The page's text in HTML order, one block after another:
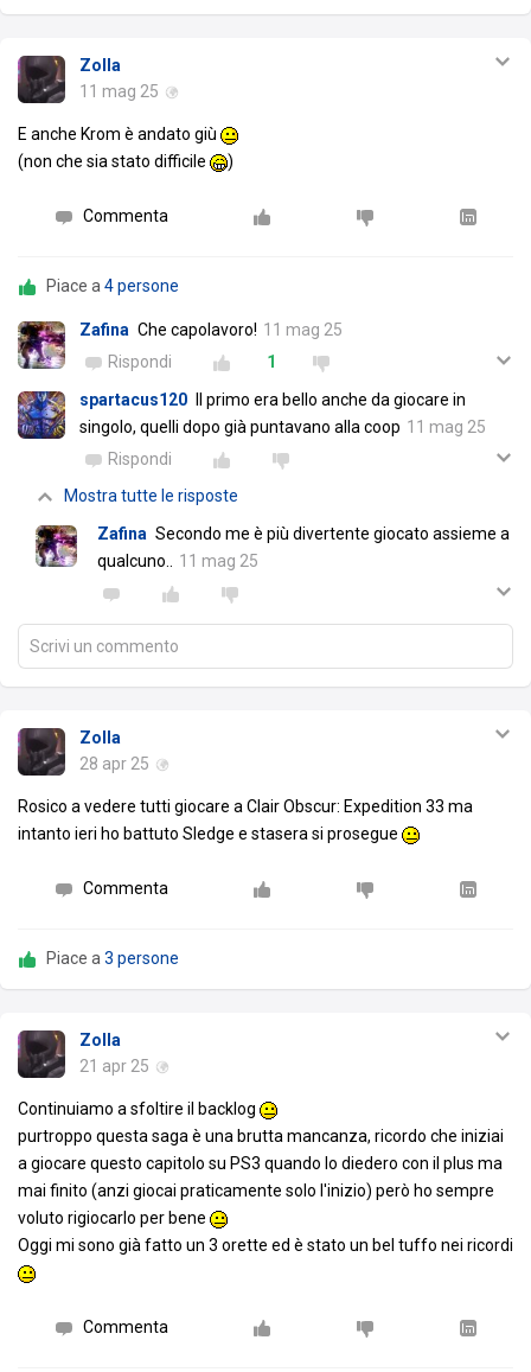
Zolla
11 mag 25
E anche Krom è andato giù
(non che sia stato difficile
)
Commenta
Piace a4 persone
Zafina Che capolavoro! 11 mag 25
Rispondi
1
spartacus120
Il primo era bello anche da giocare in
singolo, quelli dopo già puntavano alla coop 11 mag 25
Rispondi
Mostra tutte le risposte
Zafina Secondo me è più divertente giocato assieme a
qualcuno.. 11 mag 25
Scrivi un commento
Zolla
28 apr 25
Rosico a vedere tutti giocare a Clair Obscur: Expedition 33 ma
intanto ieri ho battuto Sledge e stasera si prosegue
Commenta
Piace a3 persone
Zolla
21 apr 25
Continuiamo a sfoltire il backlog
purtroppo questa saga è una brutta mancanza, ricordo che iniziai
a giocare questo capitolo su PS3 quando lo diedero con il plus ma
mai finito (anzi giocai praticamente solo l'inizio) però ho sempre
voluto rigiocarlo per bene
Oggi mi sono già fatto un 3 orette ed è stato un bel tuffo nei ricordi
Commenta